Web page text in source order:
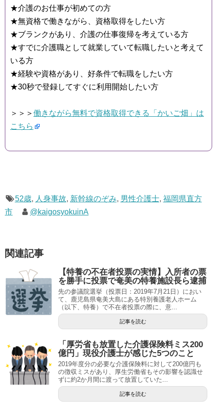
★介護のお仕事が初めての方
★無資格で働きながら、資格取得をしたい方
★ブランクがあり、介護の仕事復帰を考えている方
★すでに介護職として就業していて転職したいと考えて
いる方
★経験や資格があり、好条件で転職をしたい方
★30秒で登録してすぐに利用開始したい方
＞＞＞ 働きながら無料で資格取得できる「かいご畑」は
こちら
52歳, 人身事故, 新幹線のぞみ, 男性介護士, 福岡県直方
市
@kaigosyokuinA
関連記事
【特養の不在者投票の実情】入所者の票
を勝手に投票で奄美の特養施設長ら逮捕
先の参議院選挙（投票日：2019年7月21日）におい
て、鹿児島県奄美大島にある特別養護老人ホーム
（以下、特養）で不在者投票の際に、意...
記事を読む
「厚労省も放置した介護保険料ミス200
億円」現役介護士が感じた5つのこと
2019年度分の必要な介護保険料に対して200億円も
の徴収ミスがあり、厚生労働省もその影響を認識せ
ずに約2か月間に渡って放置していた...
記事を読む